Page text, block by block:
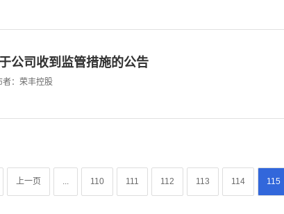
公司收到监管措施的公告
者：荣丰控股
上一页 ... 110 111 112 113 114 115